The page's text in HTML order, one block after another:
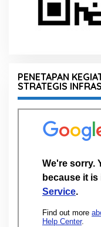
PENETAPAN
STRATEGIS